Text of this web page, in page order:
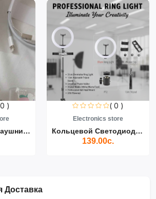
)
Беспроводные Наушники Air...
( 0 )
Electronics store
Кольцевой Светодиодный Св...
139.00с.
Доставка